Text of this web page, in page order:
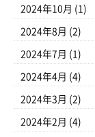
2024年10月 (1)
2024年8月 (2)
2024年7月 (1)
2024年4月 (4)
2024年3月 (2)
2024年2月 (4)